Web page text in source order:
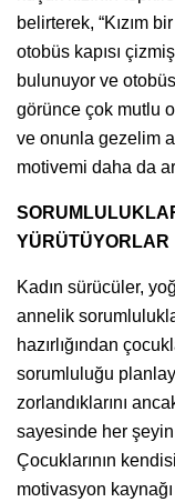
belirterek, “Kızım
otobüs kapısı
bulunuyor ve
görünce çok mutlu
ve onunla gezelim
motivemi daha da
YÜRÜTÜYORLAR
Kadın sürücüler,
annelik
hazırlığından
sorumluluğu
zorlandıklarını
sayesinde her
Çocuklarının
motivasyon